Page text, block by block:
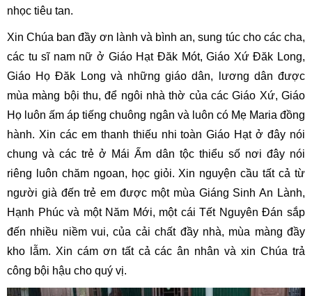
nhọc tiêu tan.
Xin Chúa ban đầy ơn lành và bình an, sung túc cho các cha,
các tu sĩ nam nữ ở Giáo Hạt Đăk Mót, Giáo Xứ Đăk Long,
Giáo Họ Đăk Long và những giáo dân, lương dân được
mùa màng bội thu, để ngôi nhà thờ của các Giáo Xứ, Giáo
Họ luôn ấm áp tiếng chuông ngân và luôn có Mẹ Maria đồng
hành. Xin các em thanh thiếu nhi toàn Giáo Hạt ở đây nói
chung và các trẻ ở Mái Ấm dân tộc thiểu số nơi đây nói
riêng luôn chăm ngoan, học giỏi. Xin nguyện cầu tất cả từ
người già đến trẻ em được một mùa Giáng Sinh An Lành,
Hạnh Phúc và một Năm Mới, một cái Tết Nguyên Đán sắp
đến nhiều niềm vui, của cải chất đầy nhà, mùa màng đầy
kho lẫm. Xin cám ơn tất cả các ân nhân và xin Chúa trả
công bội hậu cho quý vị.